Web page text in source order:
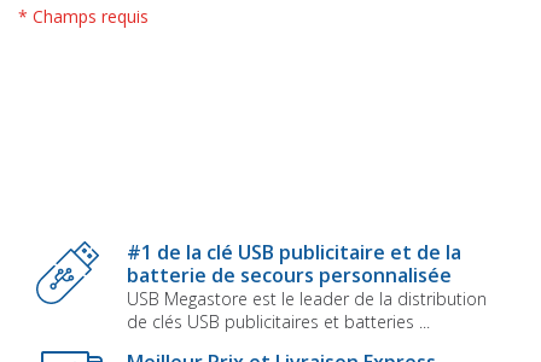
* Champs requis
#1 de la clé USB publicitaire et de la
batterie de secours personnalisée
USB Megastore est le leader de la distribution
de clés USB publicitaires et batteries ...